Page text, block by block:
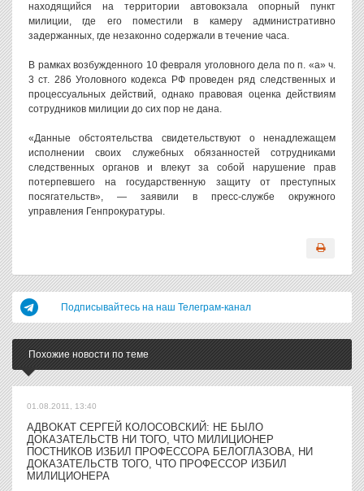
находящийся на территории автовокзала опорный пункт
милиции, где его поместили в камеру административно
задержанных, где незаконно содержали в течение часа.
В рамках возбужденного 10 февраля уголовного дела по п. «а» ч.
3 ст. 286 Уголовного кодекса РФ проведен ряд следственных и
процессуальных действий, однако правовая оценка действиям
сотрудников милиции до сих пор не дана.
«Данные обстоятельства свидетельствуют о ненадлежащем
исполнении своих служебных обязанностей сотрудниками
следственных органов и влекут за собой нарушение прав
потерпевшего на государственную защиту от преступных
посягательств», — заявили в пресс-службе окружного
управления Генпрокуратуры.
Подписывайтесь на наш Телеграм-канал
Похожие новости по теме
01.08.2011, 13:40
АДВОКАТ СЕРГЕЙ КОЛОСОВСКИЙ: НЕ БЫЛО
ДОКАЗАТЕЛЬСТВ НИ ТОГО, ЧТО МИЛИЦИОНЕР
ПОСТНИКОВ ИЗБИЛ ПРОФЕССОРА БЕЛОГЛАЗОВА, НИ
ДОКАЗАТЕЛЬСТВ ТОГО, ЧТО ПРОФЕССОР ИЗБИЛ
МИЛИЦИОНЕРА